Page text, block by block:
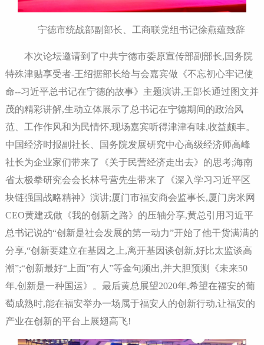
宁德市统战部副部长、工商联党组书记徐燕蕴致辞
本次论坛邀请到了中共宁德市委原宣传部副部长,国务院
特殊津贴享受者-王绍据部长给与会嘉宾做《不忘初心牢记使
命--习近平总书记在宁德的故事》主题演讲,王部长通过图文并
茂的精彩讲解,生动立体展示了总书记在宁德期间的政治风
范、工作作风和为民情怀,现场嘉宾听得津津有味,收益颇丰。
中国经济时报副社长、国务院发展研究中心高级经济师高峰
社长为企业家们带来了《关于民营经济走出去》的思考;海南
省太极拳研究会会长林号营先生带来了《深入学习习近平区
块链强国战略精神》演讲;厦门市福安商会监事长,厦门房米网
CEO黄建戎做《我的创新之路》的压轴分享,黄总引用习近平
总书记说的“创新是社会发展的第一动力”开始了他干货满满的
分享,“创新要建立在基因之上,离开基因谈创新,好比太监谈高
潮”;“创新最好“上面”有人”等金句频出,并大胆预测《未来50
年,创新是一种国运》。最后黄总展望2020年,希望在福安的葡
萄成熟时,能在福安举办一场属于福安人的创新行动,让福安的
产业在创新的平台上展翅高飞!